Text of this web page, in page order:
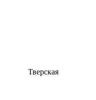
Тверская